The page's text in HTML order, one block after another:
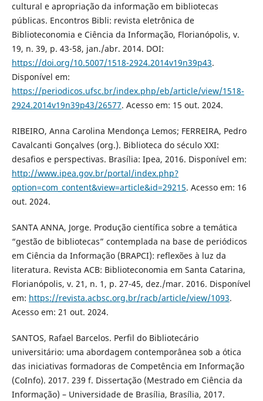
cultural e apropriação da informação em bibliotecas
públicas. Encontros Bibli: revista eletrônica de
Biblioteconomia e Ciência da Informação, Florianópolis, v.
19, n. 39, p. 43-58, jan./abr. 2014. DOI:
https://doi.org/10.5007/1518-2924.2014v19n39p43.
Disponível em:
https://periodicos.ufsc.br/index.php/eb/article/view/1518-
2924.2014v19n39p43/26577. Acesso em: 15 out. 2024.
RIBEIRO, Anna Carolina Mendonça Lemos; FERREIRA, Pedro
Cavalcanti Gonçalves (org.). Biblioteca do século XXI:
desafios e perspectivas. Brasília: Ipea, 2016. Disponível em:
http://www.ipea.gov.br/portal/index.php?
option=com_content&view=article&id=29215. Acesso em: 16
out. 2024.
SANTA ANNA, Jorge. Produção científica sobre a temática
“gestão de bibliotecas” contemplada na base de periódicos
em Ciência da Informação (BRAPCI): reflexões à luz da
literatura. Revista ACB: Biblioteconomia em Santa Catarina,
Florianópolis, v. 21, n. 1, p. 27-45, dez./mar. 2016. Disponível
em: https://revista.acbsc.org.br/racb/article/view/1093.
Acesso em: 21 out. 2024.
SANTOS, Rafael Barcelos. Perfil do Bibliotecário
universitário: uma abordagem contemporânea sob a ótica
das iniciativas formadoras de Competência em Informação
(CoInfo). 2017. 239 f. Dissertação (Mestrado em Ciência da
Informação) – Universidade de Brasília, Brasília, 2017.